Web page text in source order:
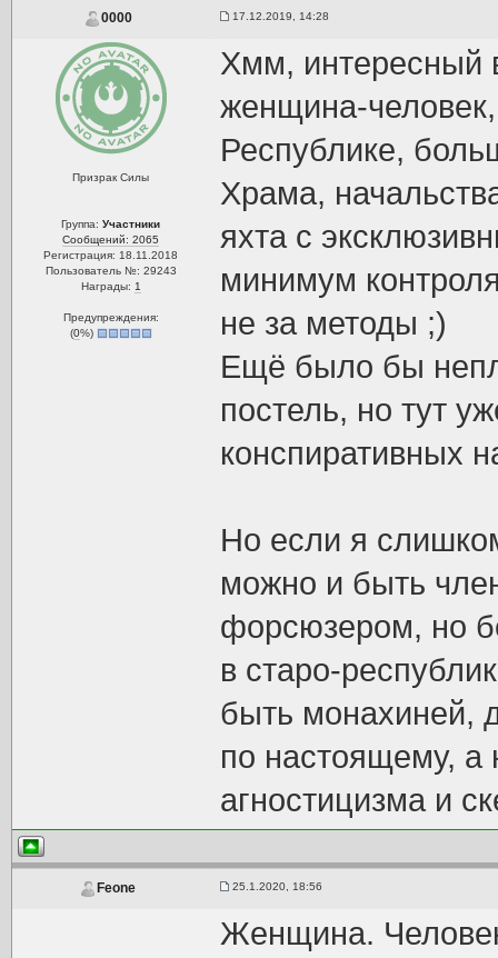
0000 17.12.2019, 14:28
Призрак Силы
Группа:Участники
Сообщений: 2065
Регистрация: 18.11.2018
Пользователь №: 29243
Награды: 1
Предупреждения:
(0%)
Хмм, интересный
женщина-
Республике,
Храма,
яхта с
минимум
не за методы ;)
Ещё было бы
постель, но тут
конспиративных
Но если я
можно и быть
форсюзером, но
в старо-
быть монахиней,
по настоящему, a
агностицизма и
Feone 25.1.2020, 18:56
Женщина.